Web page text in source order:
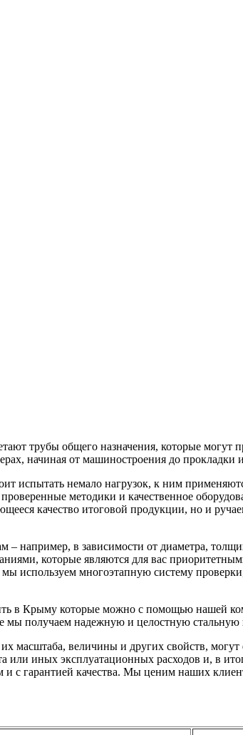
трубы общего назначения, которые
начиная от машиностроения до прокладки
испытать немало нагрузок, к ним
проверенные методики и качественное
качество итоговой продукции, но и
– например, в зависимости от диаметра,
которые являются для вас
используем многоэтапную систему
в Крыму которые можно с помощью нашей
мы получаем надежную и целостную
масштаба, величины и других свойств,
или иных эксплуатационных расходов и, в
с гарантией качества. Мы ценим наших